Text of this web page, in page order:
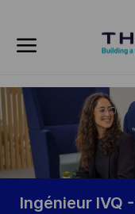
-
Ingénieur IVQ